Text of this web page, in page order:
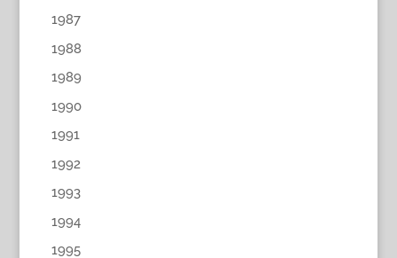
1987
1988
1989
1990
1991
1992
1993
1994
1995